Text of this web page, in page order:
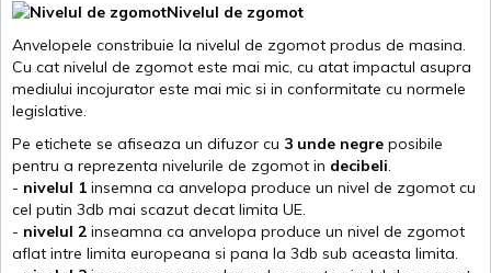
Nivelul de zgomot
Anvelopele constribuie la nivelul de zgomot produs de masina.
Cu cat nivelul de zgomot este mai mic, cu atat impactul asupra
mediului incojurator este mai mic si in conformitate cu normele
legislative.
Pe etichete se afiseaza un difuzor cu 3 unde negre posibile
pentru a reprezenta nivelurile de zgomot in decibeli
- nivelul 1 insemna ca anvelopa produce un nivel de zgomot cu
cel putin 3db mai scazut decat limita UE.
- nivelul 2 inseamna ca anvelopa produce un nivel de zgomot
aflat intre limita europeana si pana la 3db sub aceasta limita.